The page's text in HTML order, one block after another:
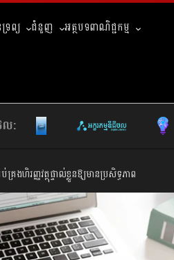
ព្យ ជំនួញ អត្ថបទពាណិជ្ជកម្ម
ល:
ងហិរញ្ញវត្ថុផ្ទាល់ខ្លួនឱ្យ​មានប្រសិទ្ធភាព